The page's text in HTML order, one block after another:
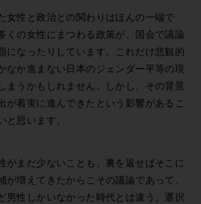
女性と政治との関わりはほんの一端で
くの女性にまつわる政策が、国会で議論
になったりしています。これだけ悲観的
なか進まない日本のジェンダー平等の現
まうかもしれません。しかし、その背景
が着実に進んできたという影響があるこ
思います。
がまだ少ないことも、裏を返せばそこに
が増えてきたからこその議論であって、
男性しかいなかった時代とは違う。選択